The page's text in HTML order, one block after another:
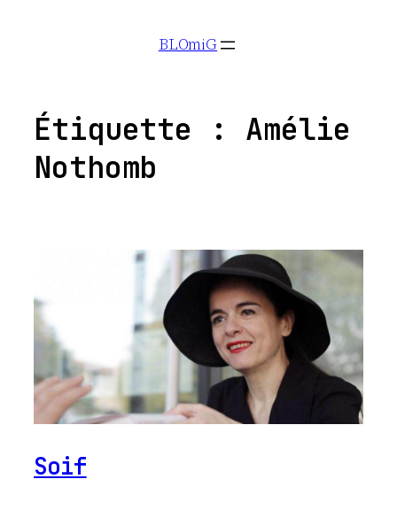
BLOmiG
Étiquette : Amélie
Nothomb
Soif